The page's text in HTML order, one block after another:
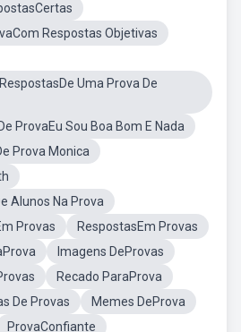
Respostas Objetivas
Uma Prova De
ProvaEu Sou Boa Bom E Nada
Prova Monica
Alunos Na Prova
Provas
RespostasEm Provas
Imagens DeProvas
Recado ParaProva
De Provas
Memes DeProva
ProvaConfiante